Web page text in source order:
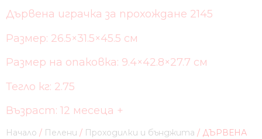
Начало / Пелени / Проходилки и бънджита / ДЪРВЕНА
Дървена играчка за прохождане 2145
Размер: 26.5×31.5×45.5 см
Размер на опаковка: 9.4×42.8×27.7 см
Тегло кг: 2.75
Възраст: 12 месеца +